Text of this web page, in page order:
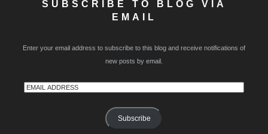
SUBSCRIBE TO BLOG VIA
EMAIL
Enter your email address to subscribe to this blog and receive notifications of
new posts by email.
Email
Subscribe